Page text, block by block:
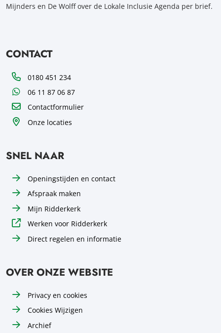
Mijnders en De Wolff over de Lokale Inclusie Agenda per brief.
CONTACT
Telefoon0180 451 234
WhatsApp06 11 87 06 87
Contactformulier
Onze locaties
SNEL NAAR
Openingstijden en contact
Afspraak maken
Mijn Ridderkerk
Werken voor Ridderkerk
Direct regelen en informatie
OVER ONZE WEBSITE
Privacy en cookies
Cookies Wijzigen
Archief